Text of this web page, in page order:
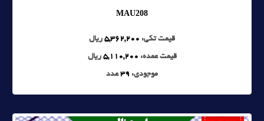
MAU208
قیمت تکی: 5,362,200 ریال
قیمت عمده: 5,110,200 ریال
موجودی: 39عدد